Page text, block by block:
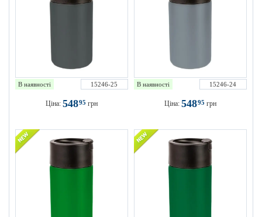
В наявності 15246-25
Ціна: 54895 грн
В наявності 15246-24
Ціна: 54895 грн